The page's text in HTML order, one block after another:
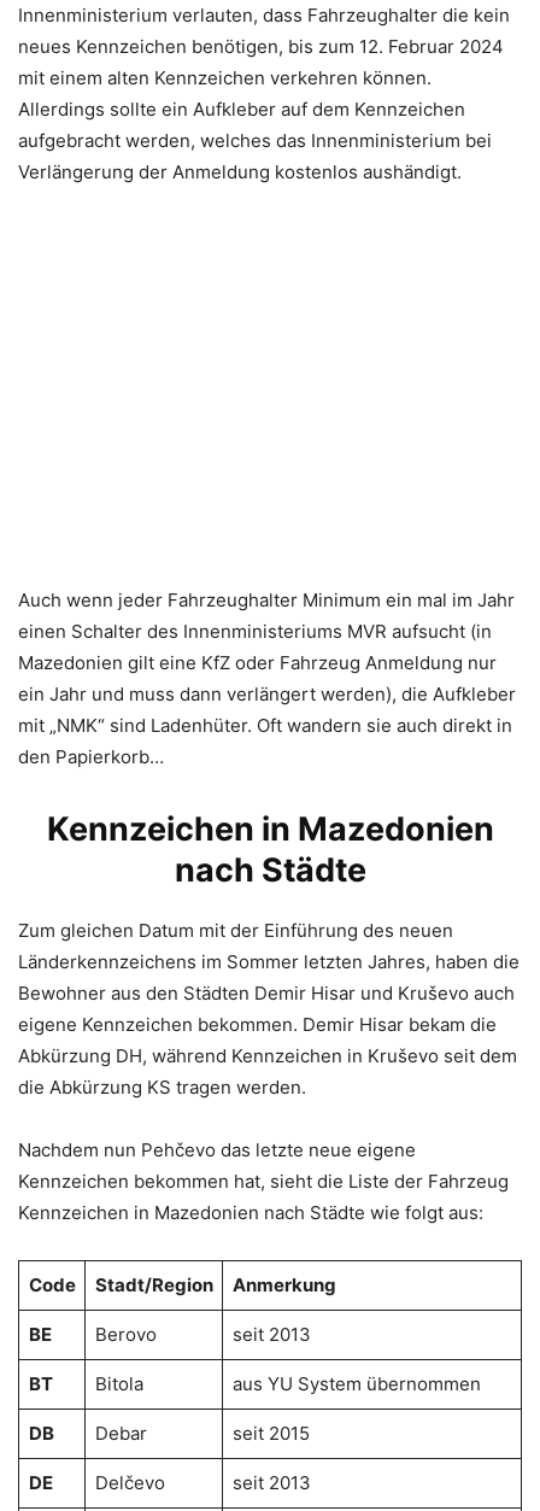
Innenministerium verlauten, dass Fahrzeughalter die kein
neues Kennzeichen benötigen, bis zum 12. Februar 2024
mit einem alten Kennzeichen verkehren können.
Allerdings sollte ein Aufkleber auf dem Kennzeichen
aufgebracht werden, welches das Innenministerium bei
Verlängerung der Anmeldung kostenlos aushändigt.
Auch wenn jeder Fahrzeughalter Minimum ein mal im Jahr
einen Schalter des Innenministeriums MVR aufsucht (in
Mazedonien gilt eine KfZ oder Fahrzeug Anmeldung nur
ein Jahr und muss dann verlängert werden), die Aufkleber
mit „NMK“ sind Ladenhüter. Oft wandern sie auch direkt in
den Papierkorb…
Kennzeichen in Mazedonien
nach Städte
Zum gleichen Datum mit der Einführung des neuen
Länderkennzeichens im Sommer letzten Jahres, haben die
Bewohner aus den Städten Demir Hisar und Kruševo auch
eigene Kennzeichen bekommen. Demir Hisar bekam die
Abkürzung DH, während Kennzeichen in Kruševo seit dem
die Abkürzung KS tragen werden.
Nachdem nun Pehčevo das letzte neue eigene
Kennzeichen bekommen hat, sieht die Liste der Fahrzeug
Kennzeichen in Mazedonien nach Städte wie folgt aus:
Code Stadt/Region Anmerkung
BE Berovo seit 2013
BT Bitola aus YU System übernommen
DB Debar seit 2015
DE Delčevo seit 2013